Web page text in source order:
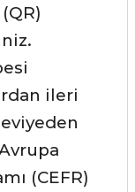
ileri
(CEFR)